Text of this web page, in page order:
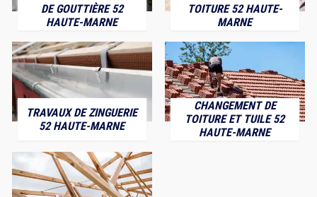
DE GOUTTIÈRE 52
HAUTE-MARNE
TOITURE 52 HAUTE-
MARNE
TRAVAUX DE ZINGUERIE
52 HAUTE-MARNE
CHANGEMENT DE
TOITURE ET TUILE 52
HAUTE-MARNE